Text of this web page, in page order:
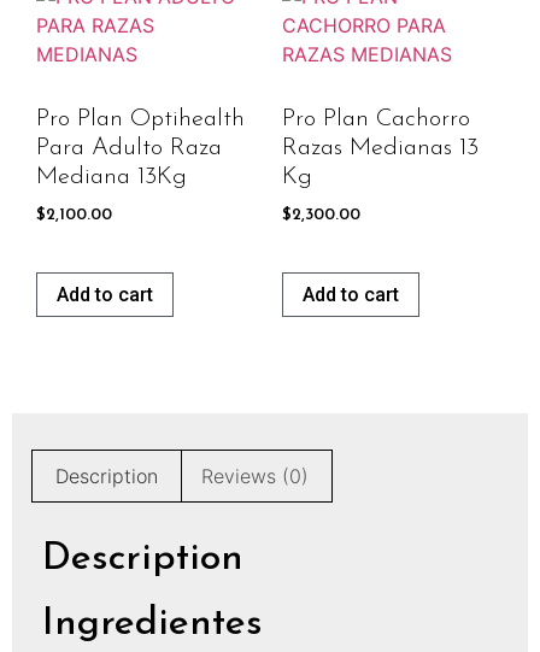
Pro Plan Optihealth
Para Adulto Raza
Mediana 13Kg
$2,100.00
Add to cart
Pro Plan Cachorro
Razas Medianas 13
Kg
$2,300.00
Add to cart
Description Reviews (0)
Description
Ingredientes